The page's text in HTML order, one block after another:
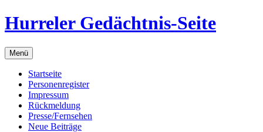
Zum
Inhalt
Hurreler Gedächtnis-Seite
Menü
Startseite
Personenregister
Impressum
Rückmeldung
Presse/Fernsehen
Neue Beiträge